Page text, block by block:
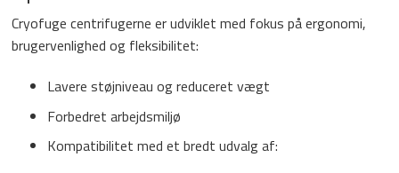
Cryofuge centrifugerne er udviklet med fokus på ergonomi,
brugervenlighed og fleksibilitet:
Lavere støjniveau og reduceret vægt
Forbedret arbejdsmiljø
Kompatibilitet med et bredt udvalg af: